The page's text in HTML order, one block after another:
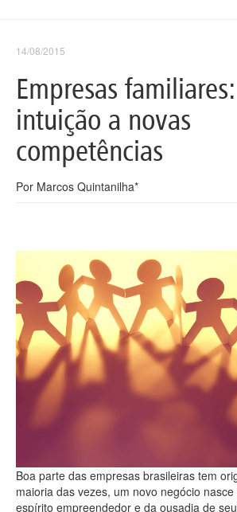
14/08/2015
Empresas
intuição a novas
competências
Por Marcos Quintanilha*
Boa parte das empresas brasileiras tem
maioria das vezes, um novo negócio
espírito empreendedor e da ousadia de